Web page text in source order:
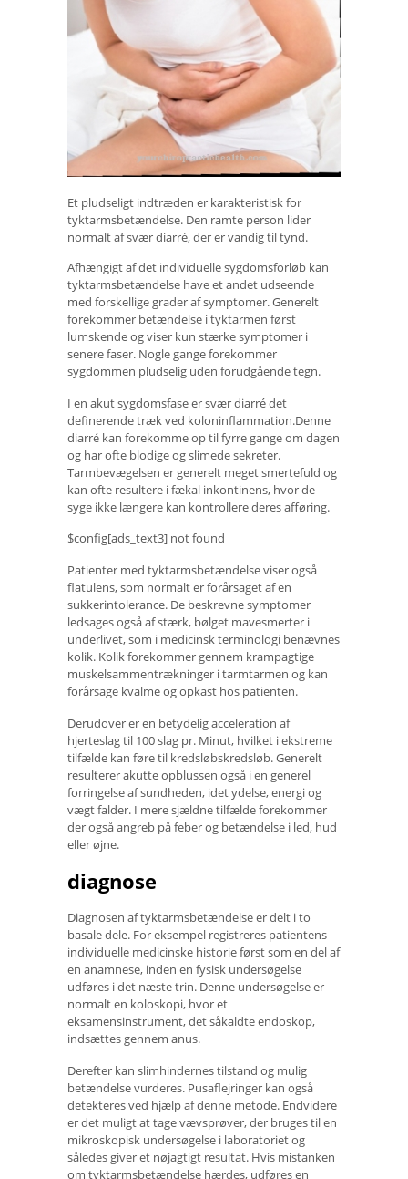
Et pludseligt indtræden er karakteristisk for
tyktarmsbetændelse. Den ramte person lider
normalt af svær diarré, der er vandig til tynd.
Afhængigt af det individuelle sygdomsforløb kan
tyktarmsbetændelse have et andet udseende
med forskellige grader af symptomer. Generelt
forekommer betændelse i tyktarmen først
lumskende og viser kun stærke symptomer i
senere faser. Nogle gange forekommer
sygdommen pludselig uden forudgående tegn.
I en akut sygdomsfase er svær diarré det
definerende træk ved koloninflammation.Denne
diarré kan forekomme op til fyrre gange om dagen
og har ofte blodige og slimede sekreter.
Tarmbevægelsen er generelt meget smertefuld og
kan ofte resultere i fækal inkontinens, hvor de
syge ikke længere kan kontrollere deres afføring.
$config[ads_text3] not found
Patienter med tyktarmsbetændelse viser også
flatulens, som normalt er forårsaget af en
sukkerintolerance. De beskrevne symptomer
ledsages også af stærk, bølget mavesmerter i
underlivet, som i medicinsk terminologi benævnes
kolik. Kolik forekommer gennem krampagtige
muskelsammentrækninger i tarmtarmen og kan
forårsage kvalme og opkast hos patienten.
Derudover er en betydelig acceleration af
hjerteslag til 100 slag pr. Minut, hvilket i ekstreme
tilfælde kan føre til kredsløbskredsløb. Generelt
resulterer akutte opblussen også i en generel
forringelse af sundheden, idet ydelse, energi og
vægt falder. I mere sjældne tilfælde forekommer
der også angreb på feber og betændelse i led, hud
eller øjne.
diagnose
Diagnosen af ​​tyktarmsbetændelse er delt i to
basale dele. For eksempel registreres patientens
individuelle medicinske historie først som en del af
en anamnese, inden en fysisk undersøgelse
udføres i det næste trin. Denne undersøgelse er
normalt en koloskopi, hvor et
eksamensinstrument, det såkaldte endoskop,
indsættes gennem anus.
Derefter kan slimhindernes tilstand og mulig
betændelse vurderes. Pusaflejringer kan også
detekteres ved hjælp af denne metode. Endvidere
er det muligt at tage vævsprøver, der bruges til en
mikroskopisk undersøgelse i laboratoriet og
således giver et nøjagtigt resultat. Hvis mistanken
om tyktarmsbetændelse hærdes, udføres en